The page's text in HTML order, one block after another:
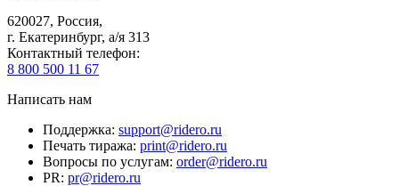
620027, Россия,
г. Екатеринбург, а/я 313
Контактный телефон:
8 800 500 11 67
Написать нам
Поддержка: support@ridero.ru
Печать тиража: print@ridero.ru
Вопросы по услугам: order@ridero.ru
PR: pr@ridero.ru